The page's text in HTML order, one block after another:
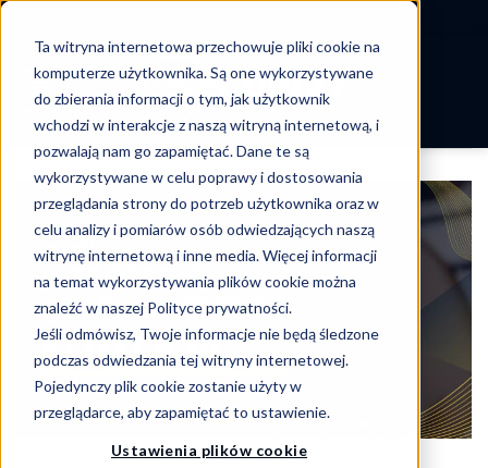
Ta witryna internetowa przechowuje pliki cookie na
komputerze użytkownika. Są one wykorzystywane
do zbierania informacji o tym, jak użytkownik
wchodzi w interakcje z naszą witryną internetową, i
pozwalają nam go zapamiętać. Dane te są
wykorzystywane w celu poprawy i dostosowania
przeglądania strony do potrzeb użytkownika oraz w
celu analizy i pomiarów osób odwiedzających naszą
witrynę internetową i inne media. Więcej informacji
na temat wykorzystywania plików cookie można
znaleźć w naszej Polityce prywatności.
Jeśli odmówisz, Twoje informacje nie będą śledzone
podczas odwiedzania tej witryny internetowej.
Pojedynczy plik cookie zostanie użyty w
przeglądarce, aby zapamiętać to ustawienie.
Ustawienia plików cookie
-->
Skip
content